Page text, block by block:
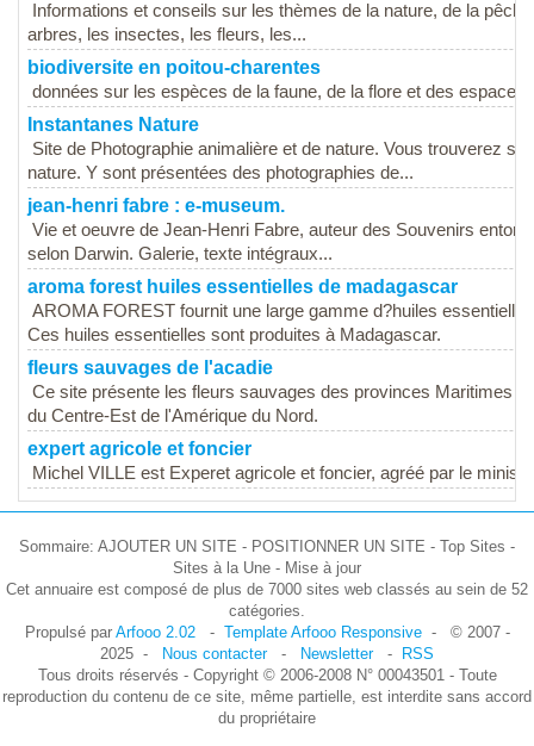
Informations et conseils sur les thèmes de la nature, de la
arbres, les insectes, les fleurs, les...
biodiversite en poitou-charentes
données sur les espèces de la faune, de la flore et des espaces
Instantanes Nature
Site de Photographie animalière et de nature. Vous trouverez
nature. Y sont présentées des photographies de...
jean-henri fabre : e-museum.
Vie et oeuvre de Jean-Henri Fabre, auteur des Souvenirs
selon Darwin. Galerie, texte intégraux...
aroma forest huiles essentielles de madagascar
AROMA FOREST fournit une large gamme d?huiles
Ces huiles essentielles sont produites à Madagascar.
fleurs sauvages de l'acadie
Ce site présente les fleurs sauvages des provinces Maritimes
du Centre-Est de l'Amérique du Nord.
expert agricole et foncier
Michel VILLE est Experet agricole et foncier, agréé par le
Sommaire: AJOUTER UN SITE - POSITIONNER UN SITE - Top Sites -
Sites à la Une - Mise à jour
Cet annuaire est composé de plus de 7000 sites web classés au sein de 52
catégories.
Propulsé par Arfooo 2.02- Template Arfooo Responsive- © 2007 -
2025 -
Nous contacter- Newsletter-
RSS
Tous droits réservés - Copyright © 2006-2008 N° 00043501 - Toute
reproduction du contenu de ce site, même partielle, est interdite sans accord
du propriétaire